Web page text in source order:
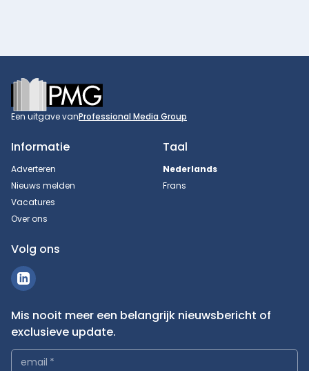
Footer
Een uitgave vanProfessional Media Group
Informatie
Adverteren
Nieuws melden
Vacatures
Over ons
Taal
Nederlands
Frans
Volg ons
Mis nooit meer een belangrijk nieuwsbericht of
exclusieve update.
email *